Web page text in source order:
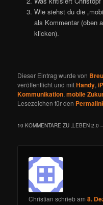
Wie siehst du die
als Kommentar (oben
klicken).
Dieser Eintrag wurde von
veröffentlicht und mitHandy,
Kommunikation,mobile
Lesezeichen für den
10 KOMMENTARE ZU „LEBEN 2.0
Christian schriebam8.